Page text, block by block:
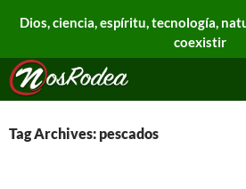
Dios, ciencia, espíritu, tecnología,
coexistir
Nos Rodea
Search
Tag Archives: pescados